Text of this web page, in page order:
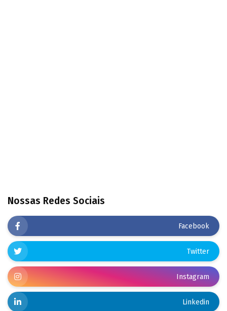
Nossas Redes Sociais
Facebook
Twitter
Instagram
Linkedin